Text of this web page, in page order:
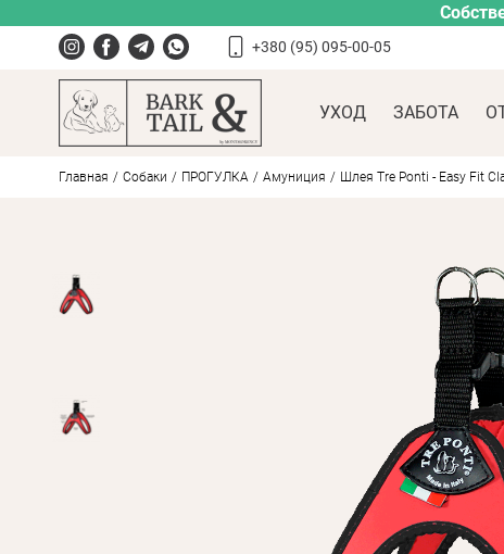
+380 (95) 095-00-05
УХОД ЗАБОТА
Главная Собаки ПРОГУЛКА Амуниция Шлея Tre Ponti - Easy Fit